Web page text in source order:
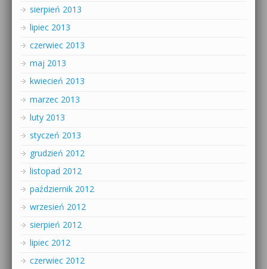
sierpień 2013
lipiec 2013
czerwiec 2013
maj 2013
kwiecień 2013
marzec 2013
luty 2013
styczeń 2013
grudzień 2012
listopad 2012
październik 2012
wrzesień 2012
sierpień 2012
lipiec 2012
czerwiec 2012